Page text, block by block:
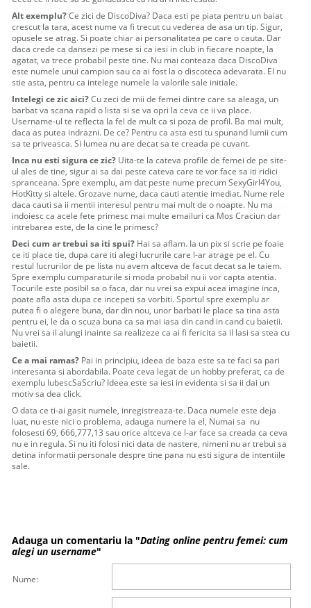
Alt exemplu?Ce zici de DiscoDiva? Daca esti pe piata pentru un baiat
crescut la tara, acest nume va fi trecut cu vederea de asa un tip. Sigur,
opusele se atrag. Si poate chiar ai personalitatea pe care o cauta. Dar
daca crede ca dansezi pe mese si ca iesi in club in fiecare noapte, la
agatat, va trece probabil peste tine. Nu mai conteaza daca DiscoDiva
este numele unui campion sau ca ai fost la o discoteca adevarata. El nu
stie asta, pentru ca intelege numele la valorile sale initiale.
Intelegi ce zic aici?Cu zeci de mii de femei dintre care sa aleaga, un
barbat va scana rapid o lista si se va opri la ceva ce ii va place.
Username-ul te reflecta la fel de mult ca si poza de profil. Ba mai mult,
daca as putea indrazni. De ce? Pentru ca asta esti tu spunand lumii cum
sa te priveasca. Si lumea nu are decat sa te creada pe cuvant.
Inca nu esti sigura ce zic? Uita-te la cateva profile de femei de pe site-
ul ales de tine, sigur ai sa dai peste cateva care te vor face sa iti ridici
spranceana. Spre exemplu, am dat peste nume precum SexyGirl4You,
HotKitty si altele. Grozave nume, daca cauti atentie imediat. Nume rele
daca cauti sa ii mentii interesul pentru mai mult de o noapte. Nu ma
indoiesc ca acele fete primesc mai multe emailuri ca Mos Craciun dar
intrebarea este, de la cine le primesc?
Deci cum ar trebui sa iti spui? Hai sa aflam. Ia un pix si scrie pe foaie
ce iti place tie, dupa care iti alegi lucrurile care l-ar atrage pe el. Cu
restul lucrurilor de pe lista nu avem altceva de facut decat sa le taiem.
Spre exemplu cumparaturile si moda probabil nu ii vor capta atentia.
Tocurile este posibil sa o faca, dar nu vrei sa expui acea imagine inca,
poate afla asta dupa ce incepeti sa vorbiti. Sportul spre exemplu ar
putea fi o alegere buna, dar din nou, unor barbati le place sa tina asta
pentru ei, le da o scuza buna ca sa mai iasa din cand in cand cu baietii.
Nu vrei sa il alungi inainte sa realizeze ca ai fi fericita sa il lasi sa stea cu
baietii.
Ce a mai ramas? Pai in principiu, ideea de baza este sa te faci sa pari
interesanta si abordabila. Poate ceva legat de un hobby preferat, ca de
exemplu IubescSaScriu? Ideea este sa iesi in evidenta si sa ii dai un
motiv sa dea click.
O data ce ti-ai gasit numele, inregistreaza-te. Daca numele este deja
luat, nu este nici o problema, adauga numere la el, Numai sa nu
folosesti 69, 666,777,13 sau orice altceva ce l-ar face sa creada ca ceva
nu e in regula. Si nu iti folosi nici data de nastere, nimeni nu ar trebui sa
detina informatii personale despre tine pana nu esti sigura de intentiile
sale.
Adauga un comentariu la "Dating online pentru femei: cum
alegi un username"
Nume: